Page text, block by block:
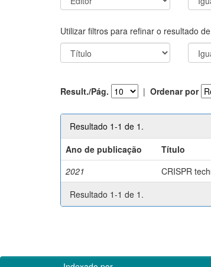
Utilizar filtros para refinar o resultado
Result./Pág. | Ordenar por
Resultado 1-1 de 1.
Ano de publicação
Título
2021
CRISPR
Resultado 1-1 de 1.